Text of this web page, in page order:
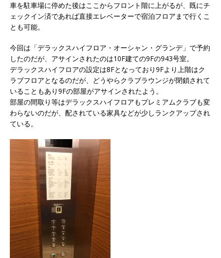
車を駐車場に停めた後はここからフロント階に上がるが、既にチ
ェックイン済であれば直接エレベーターで宿泊フロアまで行くこ
とも可能。
今回は「デラックスハイフロア・オーシャン・グランデ」で予約
したのだが、アサインされたのは10F建ての9Fの943号室。
デラックスハイフロアの設定は8Fとなっており9Fより上階はク
ラブフロアとなるのだが、どうやらクラブラウンジが閉鎖されて
いることもあり9Fの部屋がアサインされたよう。
部屋の間取り等はデラックスハイフロアもプレミアムクラブも変
わらないのだが、配されている家具などが少しランクアップされ
ている。